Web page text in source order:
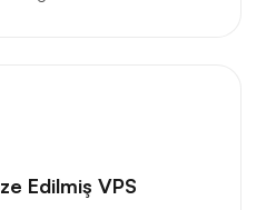
Edilmiş VPS